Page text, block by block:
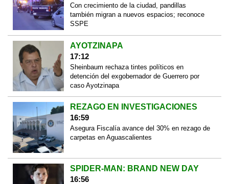
Con crecimiento de la ciudad, pandillas
también migran a nuevos espacios; reconoce
SSPE
AYOTZINAPA
17:12
Sheinbaum rechaza tintes políticos en
detención del exgobernador de Guerrero por
caso Ayotzinapa
REZAGO EN INVESTIGACIONES
16:59
Asegura Fiscalía avance del 30% en rezago de
carpetas en Aguascalientes
SPIDER-MAN: BRAND NEW DAY
16:56